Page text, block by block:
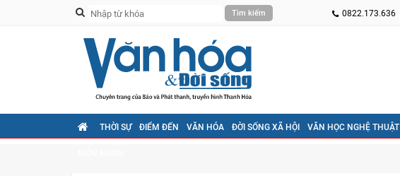
0822.173.636
THỜI SỰ ĐIỂM ĐẾN VĂN HÓA ĐỜI SỐNG XÃ HỘI VĂN HỌC NGHỆ THUẬT